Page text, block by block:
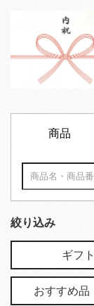
商品
絞り込み
ギフ
おすすめ品